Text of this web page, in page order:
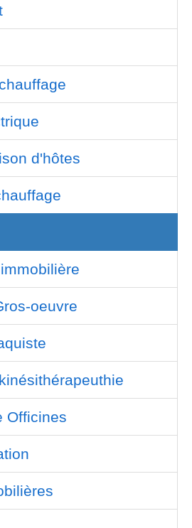
d'hôtes
oeuvre
Officines